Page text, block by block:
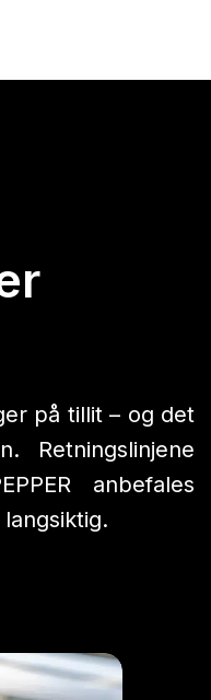
på tillit – og det
Retningslinjene
anbefales